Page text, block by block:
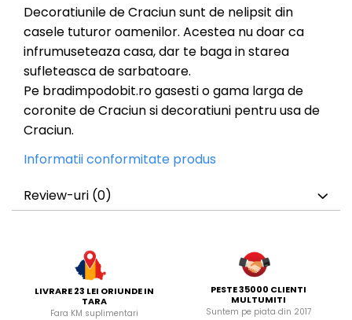
Decoratiunile de Craciun sunt de nelipsit din
casele tuturor oamenilor. Acestea nu doar ca
infrumuseteaza casa, dar te baga in starea
sufleteasca de sarbatoare.
Pe bradimpodobit.ro gasesti o gama larga de
coronite de Craciun si decoratiuni pentru usa de
Craciun.
Informatii conformitate produs
Review-uri (0)
LIVRARE 23 LEI ORIUNDE IN
TARA
Fara KM suplimentari
PESTE 35000 CLIENTI
MULTUMITI
Suntem pe piata din 2017